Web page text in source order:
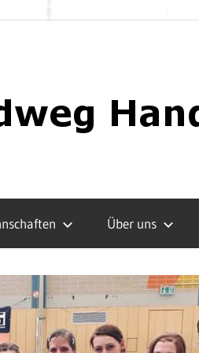
Über uns